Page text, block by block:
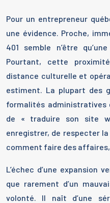
Pour un entrepreneur
une évidence. Proche,
401 semble n’être
Pourtant, cette
distance culturelle et
estiment. La plupart des
formalités administratives
de « traduire son site
enregistrer, de respecter
comment faire des
L’échec d’une expansion
que rarement d’un
volonté. Il naît d’une